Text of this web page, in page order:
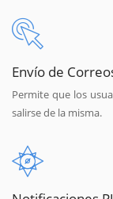
Envío de
Permite que los
salirse de la misma.